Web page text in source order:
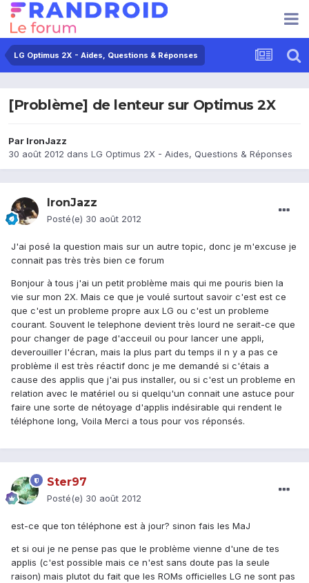
LG Optimus 2X - Aides, Questions & Réponses
[Problème] de lenteur sur Optimus 2X
Par IronJazz
30 août 2012 dans LG Optimus 2X - Aides, Questions & Réponses
IronJazz
Posté(e) 30 août 2012
J'ai posé la question mais sur un autre topic, donc je m'excuse je
connait pas très très bien ce forum
Bonjour à tous j'ai un petit problème mais qui me pouris bien la
vie sur mon 2X. Mais ce que je voulé surtout savoir c'est est ce
que c'est un probleme propre aux LG ou c'est un probleme
courant. Souvent le telephone devient très lourd ne serait-ce que
pour changer de page d'acceuil ou pour lancer une appli,
deverouiller l'écran, mais la plus part du temps il n y a pas ce
problème il est très réactif donc je me demandé si c'étais a
cause des applis que j'ai pus installer, ou si c'est un probleme en
relation avec le matériel ou si quelqu'un connait une astuce pour
faire une sorte de nétoyage d'applis indésirable qui rendent le
téléphone long, Voila Merci a tous pour vos réponsés.
Ster97
Posté(e) 30 août 2012
est-ce que ton téléphone est à jour? sinon fais les MaJ
et si oui je ne pense pas que le problème vienne d'une de tes
applis (c'est possible mais ce n'est sans doute pas la seule
raison) mais plutot du fait que les ROMs officielles LG ne sont pas